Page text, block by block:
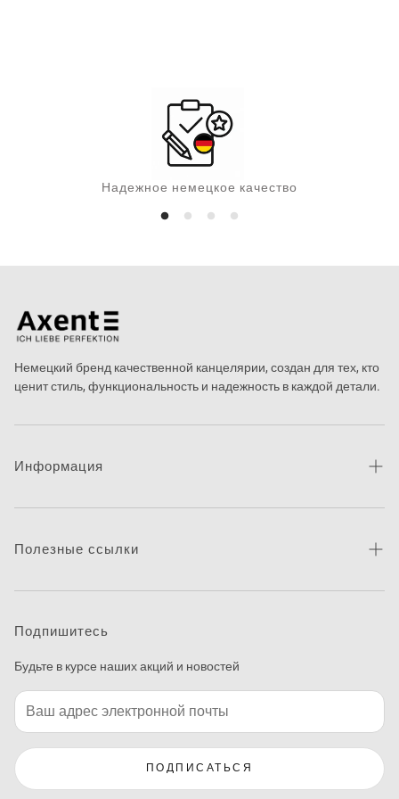
Надежное немецкое качество
Немецкий бренд качественной канцелярии, создан для тех, кто
ценит стиль, функциональность и надежность в каждой детали.
Информация
Про бренд
Новости
Полезные ссылки
Каталог товаров
Где купить
Программа печати этикеток
Подпишитесь
Будьте в курсе наших акций и новостей
ПОДПИСАТЬСЯ